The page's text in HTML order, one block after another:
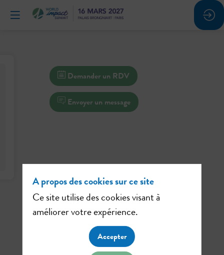
Demander un RDV
Envoyer un message
A propos des cookies sur ce site
Ce site utilise des cookies visant à
améliorer votre expérience.
Accepter